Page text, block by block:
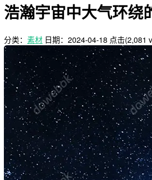
浩瀚宇宙中大气环绕
分类： 素材 日期： 2024-04-18 点击(2,081